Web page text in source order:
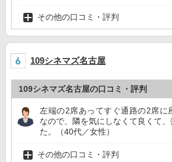
その他の口コミ・評判
109シネマズ名古屋
109シネマズ名古屋の口コミ・評判
左端の2席あってすぐ通路の2席に
なので、隣を気にしなくて良くて
た。（40代／女性）
その他の口コミ・評判